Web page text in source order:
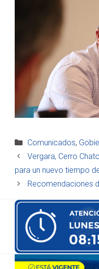
Categorías
Comunicados,
Vergara, Cerro
para un nuevo tiempo
Recomendaciones